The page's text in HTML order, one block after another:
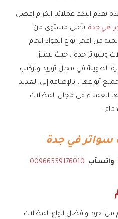
اليكم عملائنا الكرام افضل
في جدة بأعلى مستوى من
من افخر انواع المواد الخام
وسواتر جده ، حيث تتميز
الطويلة في مجال توريد وتركيب
أنواعها ، بالإضافه إلى العديد
العملاء في مجال المظلات
.
سواتر في جدة
واتسآب:
00966559176010
من اجود وافضل انواع المظلات